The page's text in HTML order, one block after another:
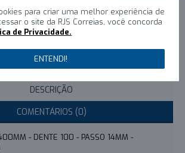
Escreva um comentário
DESCRIÇÃO
COMENTÁRIOS (0)
- DENTE 100 - PASSO 14MM -
para criar uma melhor experiência de
o site da RJS Correias, você concorda
de Privacidade.
ENTENDI!